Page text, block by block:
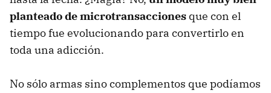
planteado de microtransacciones que con el
tiempo fue evolucionando para convertirlo en
toda una adicción.
No sólo armas sino complementos que podíamos